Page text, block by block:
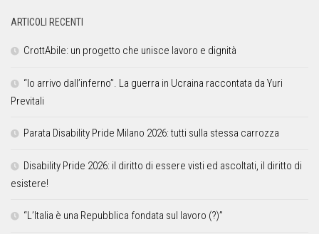
ARTICOLI RECENTI
CrottAbile: un progetto che unisce lavoro e dignità
“Io arrivo dall’inferno”. La guerra in Ucraina raccontata da Yuri
Previtali
Parata Disability Pride Milano 2026: tutti sulla stessa carrozza
Disability Pride 2026: il diritto di essere visti ed ascoltati, il diritto di
esistere!
“L’Italia è una Repubblica fondata sul lavoro (?)”